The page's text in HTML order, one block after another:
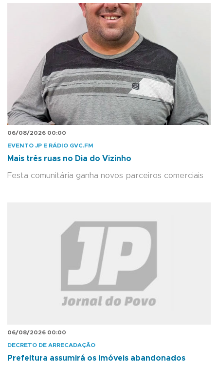
06/08/2026 00:00
EVENTO JP E RÁDIO GVC.FM
Mais três ruas no Dia do Vizinho
Festa comunitária ganha novos parceiros comerciais
06/08/2026 00:00
DECRETO DE ARRECADAÇÃO
Prefeitura assumirá os imóveis abandonados